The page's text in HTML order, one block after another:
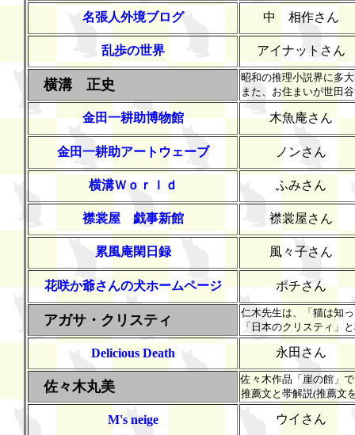
名張人外境ブログ 中 相作さん
乱歩の世界 アイナットさん
横溝 正史
昭和の推理小説界に多
また、お住まいが世田
金田一耕助博物館 木魚庵さん
金田一耕助アートウェーブ ノンさん
横溝Ｗｏｒｌｄ ふみさん
襟裳屋 戯事新館 襟裳屋さん
累風庵閑日録 風々子さん
花咲か爺さんの犬ホームページ ポチさん
アガサ・クリスティ
仁木先生は、「猫は知
「日本のクリスティ」
Delicious Death 永田さん
佐々木丸美
佐々木作品「崖の館」
推薦文と帯解説(推薦文
M's neige ウイさん